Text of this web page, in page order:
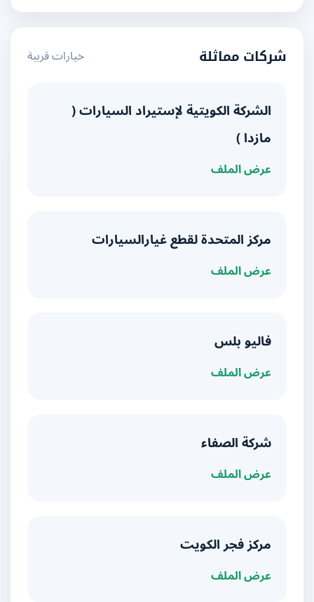
شركات مماثلة خيارات قريبة
الشركة الكويتية لإستيراد السيارات (
مازدا )
عرض الملف
مركز المتحدة لقطع غيارالسيارات
عرض الملف
فاليو بلس
عرض الملف
شركة الصفاء
عرض الملف
مركز فجر الكويت
عرض الملف